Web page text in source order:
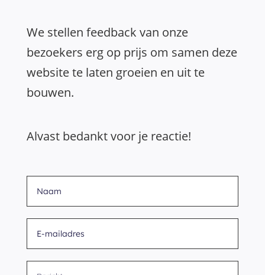
We stellen feedback van onze
bezoekers erg op prijs om samen deze
website te laten groeien en uit te
bouwen.
Alvast bedankt voor je reactie!